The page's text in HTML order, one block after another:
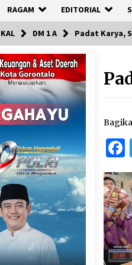
RAGAM EDITORIAL
DM 1 A Padat Karya,